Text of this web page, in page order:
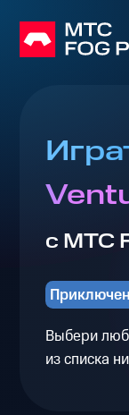
с МТС
Выбери
из списка